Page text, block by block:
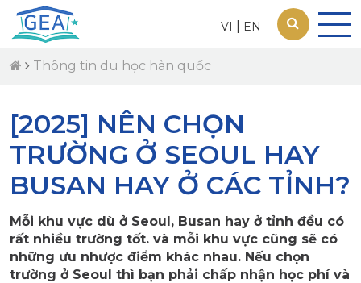
VI EN
Thông tin du học hàn quốc
[2025] NÊN CHỌN
TRƯỜNG Ở SEOUL HAY
BUSAN HAY Ở CÁC TỈNH?
Mỗi khu vực dù ở Seoul, Busan hay ở tỉnh đều có
rất nhiều trường tốt. và mỗi khu vực cũng sẽ có
những ưu nhược điểm khác nhau. Nếu chọn
trường ở Seoul thì bạn phải chấp nhận học phí và